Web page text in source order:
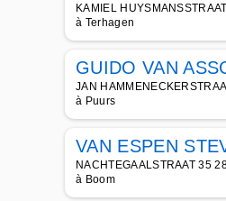
KAMIEL
à Terhagen
GUIDO VAN
JAN
à Puurs
VAN ESPEN
NACHTEGAALSTRAAT 35
à Boom